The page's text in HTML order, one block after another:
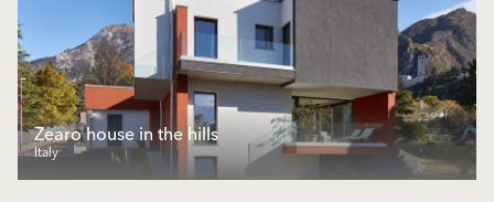
Zearo house in the hills
Italy